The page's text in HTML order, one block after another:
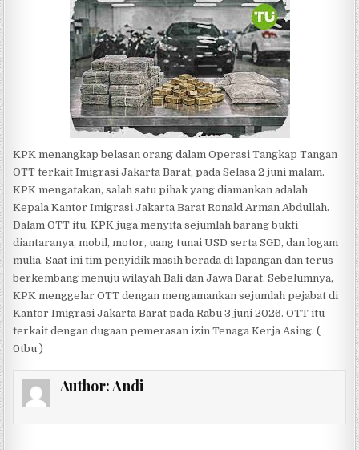
KPK menangkap belasan orang dalam Operasi Tangkap Tangan
OTT terkait Imigrasi Jakarta Barat, pada Selasa 2 juni malam.
KPK mengatakan, salah satu pihak yang diamankan adalah
Kepala Kantor Imigrasi Jakarta Barat Ronald Arman Abdullah.
Dalam OTT itu, KPK juga menyita sejumlah barang bukti
diantaranya, mobil, motor, uang tunai USD serta SGD, dan logam
mulia. Saat ini tim penyidik masih berada di lapangan dan terus
berkembang menuju wilayah Bali dan Jawa Barat. Sebelumnya,
KPK menggelar OTT dengan mengamankan sejumlah pejabat di
Kantor Imigrasi Jakarta Barat pada Rabu 3 juni 2026. OTT itu
terkait dengan dugaan pemerasan izin Tenaga Kerja Asing. (
0tbu )
Author:Andi